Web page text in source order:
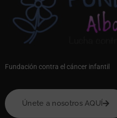
Fundación contra el cáncer infantil
Únete a nosotros AQUÍ